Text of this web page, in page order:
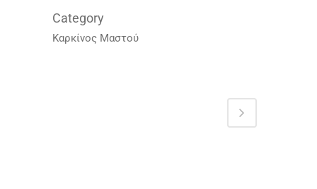
Category
Καρκίνος Μαστού